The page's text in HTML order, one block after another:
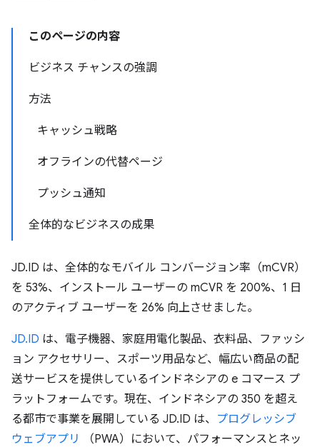
このページの内容
ビジネス チャンスの強調
方法
キャッシュ戦略
オフラインの代替ページ
プッシュ通知
全体的なビジネスの成果
JD.ID は、全体的なモバイル コンバージョン率（mCVR）
を 53%、インストール ユーザーの mCVR を 200%、1 日
のアクティブ ユーザーを 26% 向上させました。
JD.ID は、電子機器、家庭用電化製品、衣料品、ファッシ
ョン アクセサリー、スポーツ用品など、幅広い商品の配
送サービスを提供しているインドネシアの e コマース プ
ラットフォームです。現在、インドネシアの 350 を超え
る都市で事業を展開している JD.ID は、 プログレッシブ
ウェブアプリ
（PWA）において、パフォーマンスとネッ